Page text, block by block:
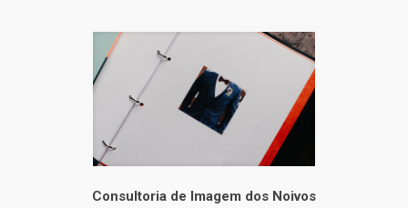
Consultoria de Imagem dos Noivos